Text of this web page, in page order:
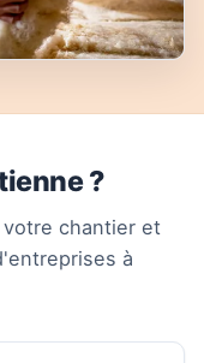
?
chantier et
à